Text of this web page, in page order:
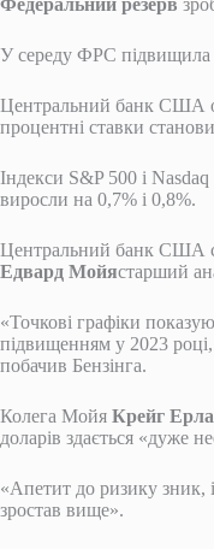
Федеральний резерв
У середу ФРС підвищила
Центральний банк США
процентні ставки
Індекси S&P 500 і
виросли на 0,7% і 0,8%.
Центральний банк США
Едвард Мойястарший
«Точкові графіки
підвищенням у 2023
побачив Бензінга.
Колега Мойя Крейг
доларів здається «дуже
«Апетит до ризику зник,
зростав вище».